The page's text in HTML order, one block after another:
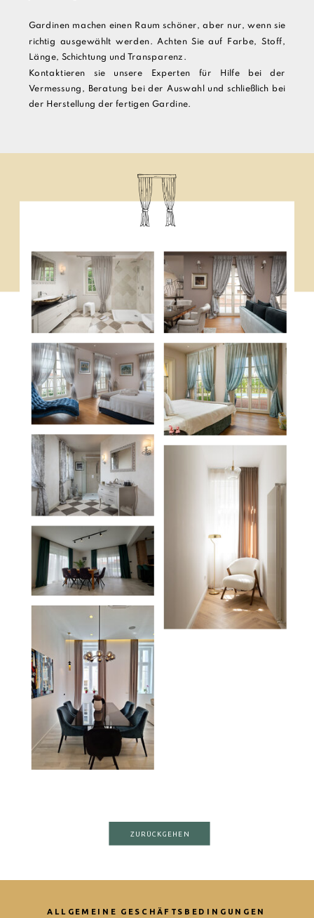
Gardinen machen einen Raum schöner, aber nur, wenn sie
richtig ausgewählt werden. Achten Sie auf Farbe, Stoff,
Länge, Schichtung und Transparenz.
Kontaktieren sie unsere Experten für Hilfe bei der
Vermessung, Beratung bei der Auswahl und schließlich bei
der Herstellung der fertigen Gardine.
ZURÜCKGEHEN
ALLGEMEINE GESCHÄFTSBEDINGUNGEN